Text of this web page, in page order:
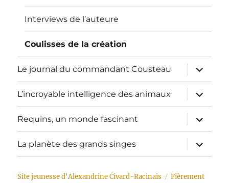
Interviews de l’auteure
Coulisses de la création
Le journal du commandant Cousteau
ouvrir
le
sous-
menu
L’incroyable intelligence des animaux
ouvrir
le
sous-
menu
Requins, un monde fascinant
ouvrir
le
sous-
menu
La planète des grands singes
ouvrir
le
sous-
Site jeunesse d'Alexandrine Civard-Racinais
Fièrement